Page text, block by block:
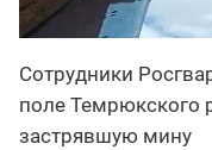
Сотрудники
поле Темрюкского
застрявшую мину